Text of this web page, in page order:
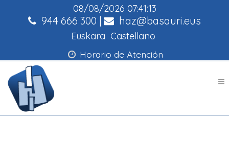
08/08/2026 07:41:13
944 666 300 | haz@basauri.eus
Euskara Castellano
Horario de Atención